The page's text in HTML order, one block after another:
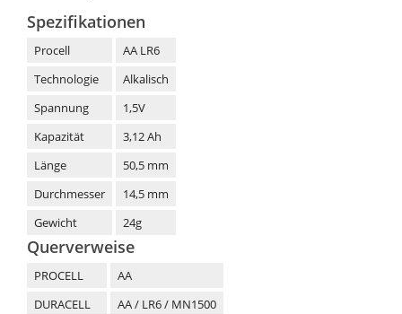
Spezifikationen
Procell
AA LR6
Technologie
Alkalisch
Spannung
1,5V
Kapazität
3,12 Ah
Länge
50,5 mm
Durchmesser
14,5 mm
Gewicht
24g
Querverweise
PROCELL
AA
DURACELL
AA / LR6 / MN1500